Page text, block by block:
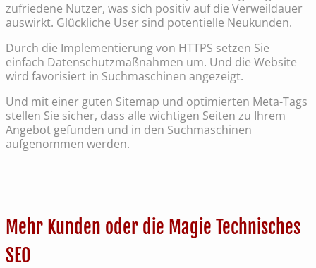
zufriedene Nutzer, was sich positiv auf die Verweildauer
auswirkt. Glückliche User sind potentielle Neukunden.
Durch die Implementierung von HTTPS setzen Sie
einfach Datenschutzmaßnahmen um. Und die Website
wird favorisiert in Suchmaschinen angezeigt.
Und mit einer guten Sitemap und optimierten Meta-Tags
stellen Sie sicher, dass alle wichtigen Seiten zu Ihrem
Angebot gefunden und in den Suchmaschinen
aufgenommen werden.
Mehr Kunden oder die Magie Technisches
SEO